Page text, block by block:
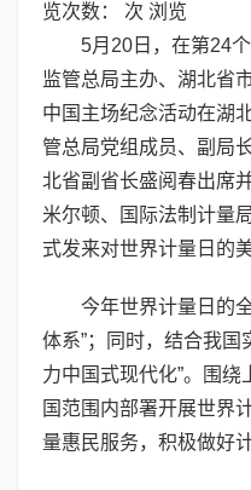
览次数： 次 浏览
5月20日，在第24
监管总局主办、湖北省
中国主场纪念活动在湖
管总局党组成员、副局
北省副省长盛阅春出席
米尔顿、国际法制计量
式发来对世界计量日的
今年世界计量日的
体系”；同时，结合我国
力中国式现代化”。围
国范围内部署开展世界
量惠民服务，积极做好